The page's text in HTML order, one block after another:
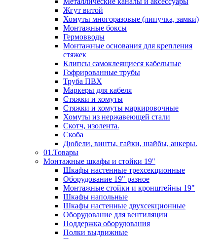
Жгут витой
Хомуты многоразовые (липучка, замки)
Монтажные боксы
Гермовводы
Монтажные основания для крепления
стяжек
Клипсы самоклеящиеся кабельные
Гофрированные трубы
Труба ПВХ
Маркеры для кабеля
Стяжки и хомуты
Стяжки и хомуты маркировочные
Хомуты из нержавеющей стали
Скотч, изолента.
Скоба
Дюбели, винты, гайки, шайбы, анкеры.
01.Товары
Монтажные шкафы и стойки 19"
Шкафы настенные трехсекционные
Оборудование 19" разное
Монтажные стойки и кронштейны 19"
Шкафы напольные
Шкафы настенные двухсекционные
Оборудование для вентиляции
Поддержка оборудования
Полки выдвижные